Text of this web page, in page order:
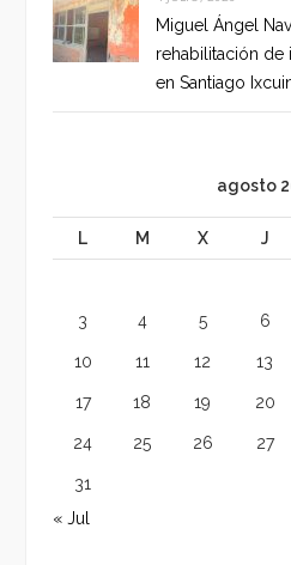
Miguel Ángel
rehabilitación de
en Santiago
agosto
L M X J
3 4 5 6
10 11 12 13
17 18 19 20
24 25 26 27
31
« Jul